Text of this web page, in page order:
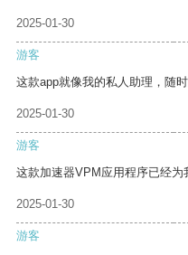
2025-01-30
游客
这款app就像我的私人助理，随
2025-01-30
游客
这款加速器VPM应用程序已经为
2025-01-30
游客